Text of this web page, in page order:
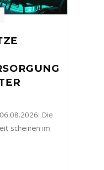
Die
scheinen im